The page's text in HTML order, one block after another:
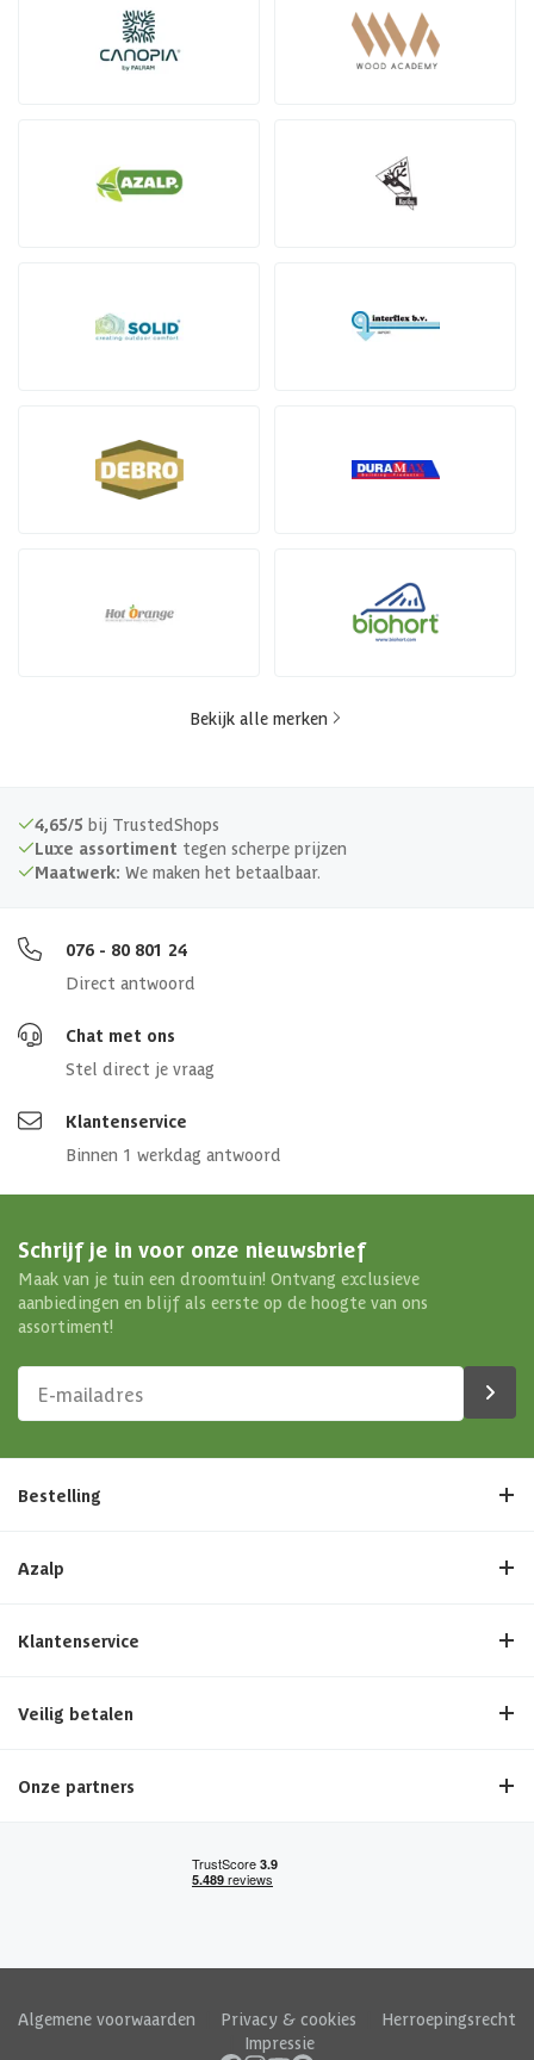
Bekijk alle merken
4,65/5 bij TrustedShops
Luxe assortiment tegen scherpe prijzen
Maatwerk: We maken het betaalbaar.
076 - 80 801 24
Direct antwoord
Chat met ons
Stel direct je vraag
Klantenservice
Binnen 1 werkdag antwoord
Schrijf je in voor onze nieuwsbrief
Maak van je tuin een droomtuin! Ontvang exclusieve
aanbiedingen en blijf als eerste op de hoogte van ons
assortiment!
Bestelling
Azalp
Klantenservice
Veilig betalen
Onze partners
Algemene voorwaarden Privacy & cookies
Herroepingsrecht
Impressie